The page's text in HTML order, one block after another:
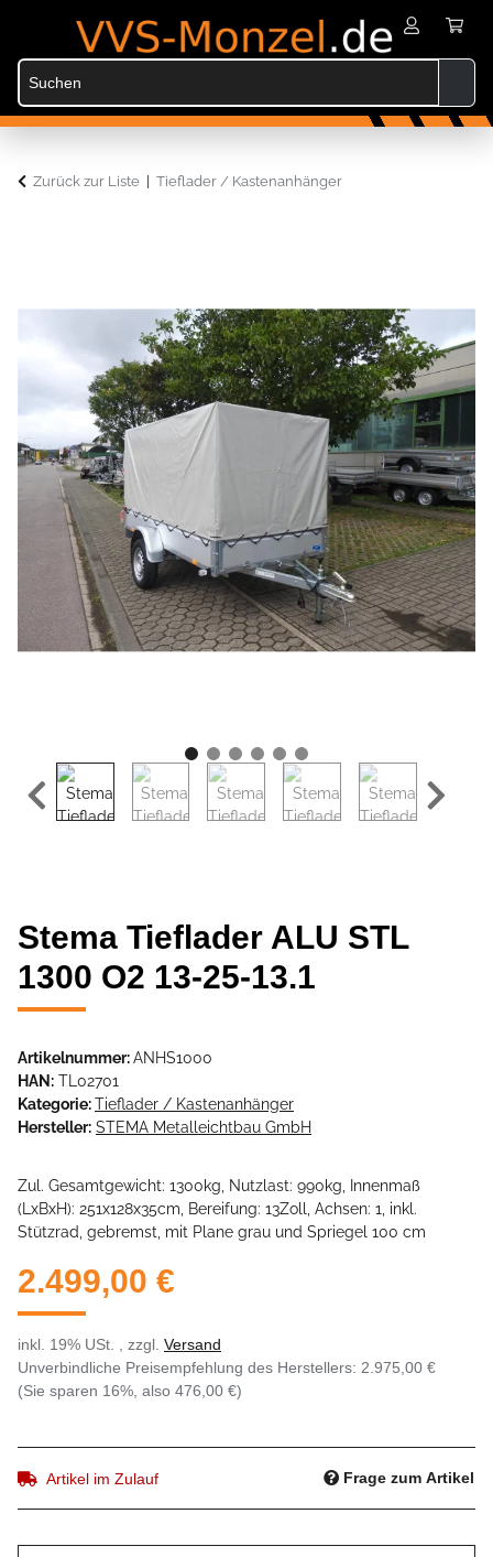
Zurück zur Liste Tieflader / Kastenanhänger
Stema Tieflader ALU STL
1300 O2 13-25-13.1
Artikelnummer:ANHS1000
HAN: TL02701
Kategorie:Tieflader / Kastenanhänger
Hersteller: STEMA Metalleichtbau GmbH
Zul. Gesamtgewicht: 1300kg, Nutzlast: 990kg, Innenmaß
(LxBxH): 251x128x35cm, Bereifung: 13Zoll, Achsen: 1, inkl.
Stützrad, gebremst, mit Plane grau und Spriegel 100 cm
2.499,00 €
inkl. 19% USt. , zzgl. Versand
Unverbindliche Preisempfehlung des Herstellers: 2.975,00 €
(Sie sparen 16% , also 476,00 €)
Artikel im Zulauf Frage zum Artikel